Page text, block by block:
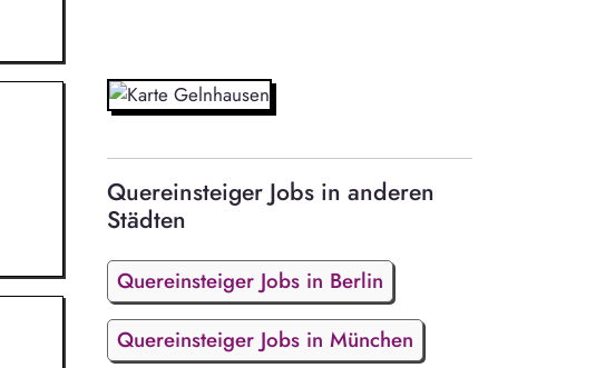
Quereinsteiger Jobs in anderen
Städten
Quereinsteiger Jobs in Berlin
Quereinsteiger Jobs in München